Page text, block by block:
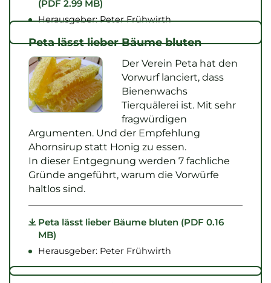
(PDF 2.99 MB)
Herausgeber: Peter Frühwirth
Peta lässt lieber Bäume bluten
Der Verein Peta hat den
Vorwurf lanciert, dass
Bienenwachs
Tierquälerei ist. Mit sehr
fragwürdigen
Argumenten. Und der Empfehlung
Ahornsirup statt Honig zu essen.
In dieser Entgegnung werden 7 fachliche
Gründe angeführt, warum die Vorwürfe
haltlos sind.
Peta lässt lieber Bäume bluten (PDF 0.16
MB)
Herausgeber: Peter Frühwirth